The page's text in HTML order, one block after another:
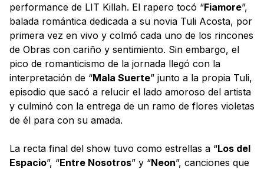
performance de LIT Killah. El rapero tocó “Fiamore”,
balada romántica dedicada a su novia Tuli Acosta, por
primera vez en vivo y colmó cada uno de los rincones
de Obras con cariño y sentimiento. Sin embargo, el
pico de romanticismo de la jornada llegó con la
interpretación de “Mala Suerte” junto a la propia Tuli,
episodio que sacó a relucir el lado amoroso del artista
y culminó con la entrega de un ramo de flores violetas
de él para con su amada.
La recta final del show tuvo como estrellas a “Los del
Espacio”, “Entre Nosotros” y “Neon”, canciones que